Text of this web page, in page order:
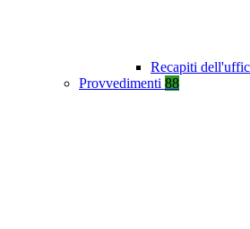
Recapiti
Provvedimenti 88